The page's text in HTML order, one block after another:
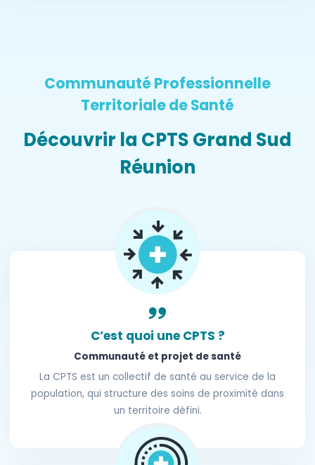
Communauté Professionnelle
Territoriale de Santé
Découvrir la CPTS Grand Sud
Réunion
C’est quoi une CPTS ?
Communauté et projet de santé
La CPTS est un collectif de santé au service de la
population, qui structure des soins de proximité dans
un territoire défini.